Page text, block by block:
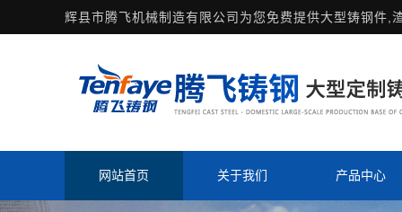
辉县市腾飞机械制造有限公司为您免费提供大型铸钢件 ,
网站首页 关于我们 产品中心